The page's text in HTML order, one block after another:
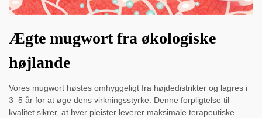
Ægte mugwort fra økologiske
højlande
Vores mugwort høstes omhyggeligt fra højdedistrikter og lagres i
3–5 år for at øge dens virkningsstyrke. Denne forpligtelse til
kvalitet sikrer, at hver pleister leverer maksimale terapeutiske